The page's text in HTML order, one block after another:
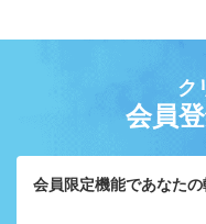
ク
会員
会員限定機能であなた